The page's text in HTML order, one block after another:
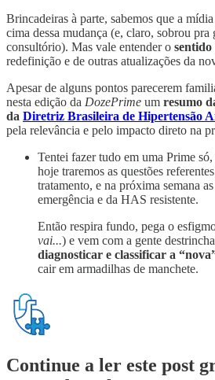
Brincadeiras à parte, sabemos que a
cima dessa mudança (e, claro, sobrou
consultório). Mas vale entender o
redefinição e de outras atualizações da
Apesar de alguns pontos parecerem
nesta edição da DozePrime um resumo
da Diretriz Brasileira de Hipertensão
pela relevância e pelo impacto direto na
Tentei fazer tudo em uma Prime
hoje traremos as questões
tratamento, e na próxima semana
emergência e da HAS resistente.
Então respira fundo, pega o
vai...) e vem com a gente
diagnosticar e classificar a
cair em armadilhas de manchete.
Continue a ler este post